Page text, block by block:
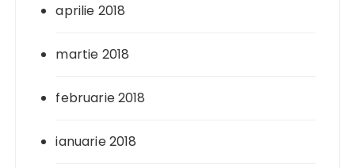
aprilie 2018
martie 2018
februarie 2018
ianuarie 2018